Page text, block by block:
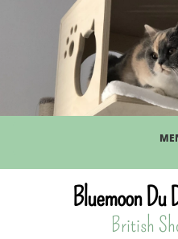
Bluemoon Du
British